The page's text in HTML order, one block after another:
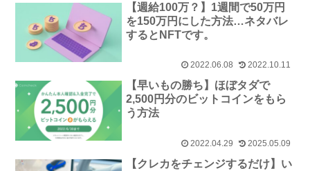
【週給100万？】1週間で50万円
を150万円にした方法…ネタバレ
するとNFTです。
2022.06.08 2022.10.11
【早いもの勝ち】ほぼタダで
2,500円分のビットコインをもら
う方法
2022.04.29 2025.05.09
【クレカをチェンジするだけ】い